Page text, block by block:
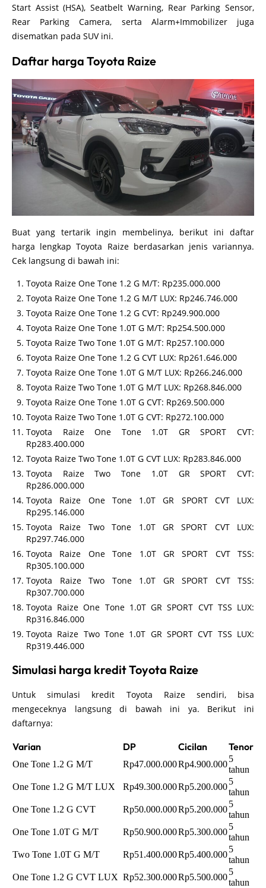
Start Assist (HSA), Seatbelt Warning, Rear Parking Sensor,
Rear Parking Camera, serta Alarm+Immobilizer juga
disematkan pada SUV ini.
Daftar harga Toyota Raize
Buat yang tertarik ingin membelinya, berikut ini daftar
harga lengkap Toyota Raize berdasarkan jenis variannya.
Cek langsung di bawah ini:
Toyota Raize One Tone 1.2 G M/T: Rp235.000.000
Toyota Raize One Tone 1.2 G M/T LUX: Rp246.746.000
Toyota Raize One Tone 1.2 G CVT: Rp249.900.000
Toyota Raize One Tone 1.0T G M/T: Rp254.500.000
Toyota Raize Two Tone 1.0T G M/T: Rp257.100.000
Toyota Raize One Tone 1.2 G CVT LUX: Rp261.646.000
Toyota Raize One Tone 1.0T G M/T LUX: Rp266.246.000
Toyota Raize Two Tone 1.0T G M/T LUX: Rp268.846.000
Toyota Raize One Tone 1.0T G CVT: Rp269.500.000
Toyota Raize Two Tone 1.0T G CVT: Rp272.100.000
Toyota Raize One Tone 1.0T GR SPORT CVT:
Rp283.400.000
Toyota Raize Two Tone 1.0T G CVT LUX: Rp283.846.000
Toyota Raize Two Tone 1.0T GR SPORT CVT:
Rp286.000.000
Toyota Raize One Tone 1.0T GR SPORT CVT LUX:
Rp295.146.000
Toyota Raize Two Tone 1.0T GR SPORT CVT LUX:
Rp297.746.000
Toyota Raize One Tone 1.0T GR SPORT CVT TSS:
Rp305.100.000
Toyota Raize Two Tone 1.0T GR SPORT CVT TSS:
Rp307.700.000
Toyota Raize One Tone 1.0T GR SPORT CVT TSS LUX:
Rp316.846.000
Toyota Raize Two Tone 1.0T GR SPORT CVT TSS LUX:
Rp319.446.000
Simulasi harga kredit Toyota Raize
Untuk simulasi kredit Toyota Raize sendiri, bisa
mengeceknya langsung di bawah ini ya. Berikut ini
daftarnya:
Varian DP Cicilan Tenor
One Tone 1.2 G M/T Rp47.000.000Rp4.900.000
5
tahun
One Tone 1.2 G M/T LUX
Rp49.300.000Rp5.200.000
5
tahun
One Tone 1.2 G CVT
Rp50.000.000Rp5.200.000
5
tahun
One Tone 1.0T G M/T
Rp50.900.000Rp5.300.000
5
tahun
Two Tone 1.0T G M/T
Rp51.400.000Rp5.400.000
5
tahun
One Tone 1.2 G CVT LUX Rp52.300.000Rp5.500.000
5
tahun